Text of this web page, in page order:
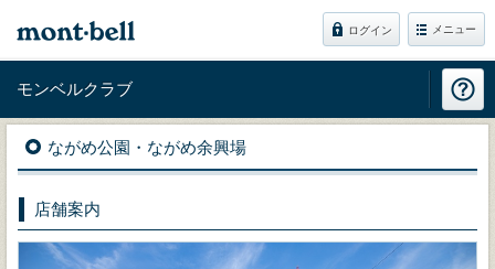
ログイン メニュー
モンベルクラブ
ながめ公園・ながめ余興場
店舗案内